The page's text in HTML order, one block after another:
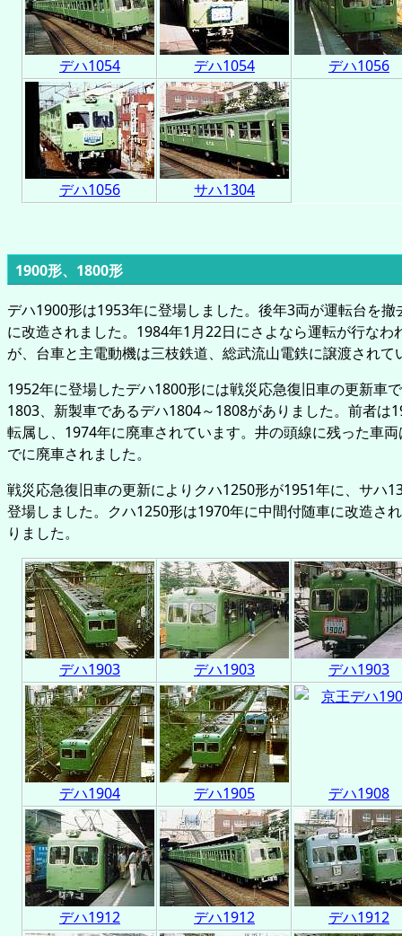
デハ1054 デハ1054 デハ1056
デハ1056 サハ1304
1900形、1800形
デハ1900形は1953年に登場しました。後年3両が運転台を撤
に改造されました。1984年1月22日にさよなら運転が行なわ
が、台車と主電動機は三枝鉄道、総武流山電鉄に譲渡されて
1952年に登場したデハ1800形には戦災応急復旧車の更新車
1803、新製車であるデハ1804～1808がありました。前者は
転属し、1974年に廃車されています。井の頭線に残った車
でに廃車されました。
戦災応急復旧車の更新によりクハ1250形が1951年に、サハ
登場しました。クハ1250形は1970年に中間付随車に改造さ
りました。
デハ1903 デハ1903 デハ1903
デハ1904 デハ1905 デハ1908
デハ1912 デハ1912 デハ1912